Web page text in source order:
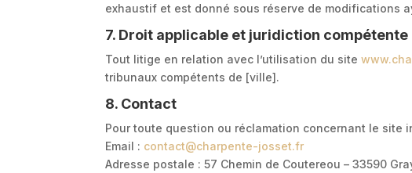
exhaustif et est donné sous réserve de modifications
7. Droit applicable et juridiction compétente
Tout litige en relation avec l’utilisation du site
tribunaux compétents de [ville].
8. Contact
Pour toute question ou réclamation concernant le site
Email : contact@charpente-josset.fr
Adresse postale : 57 Chemin de Coutereou – 33590